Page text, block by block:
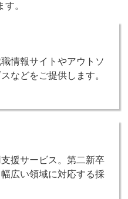
。
情報サイトやアウトソ
などをご提供します。
援サービス。第二新卒
広い領域に対応する採